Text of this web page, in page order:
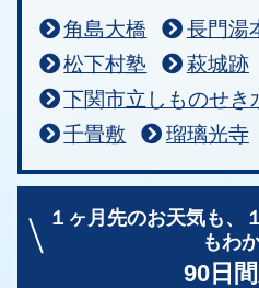
角島大橋 長門湯
松下村塾
萩城跡
下関市立しものせき
千畳敷
瑠璃光寺
１ヶ月先のお天気も、
もわ
90日